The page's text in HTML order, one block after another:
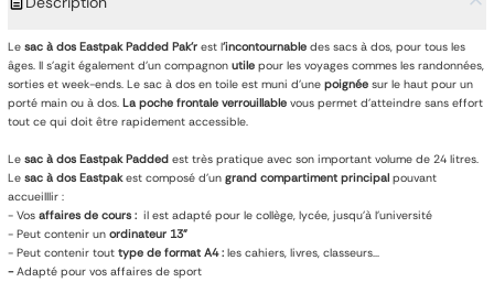
Le sac à dos EastpakPadded Pak'r est l'incontournable des sacs à dos, pour tous les
âges. Il s'agit également d'un compagnon utile pour les voyages commes les randonnées,
sorties et week-ends. Le sac à dos en toile est muni d'une poignée sur le haut pour un
porté main ou à dos. La poche frontale verrouillable vous permet d’atteindre sans effort
tout ce qui doit être rapidement accessible.
Le sac à dos EastpakPadded est très pratique avec son important volume de 24 litres.
Le sac à dos Eastpakest composé d’un grand compartiment principal pouvant
accueilllir :
- Vos affaires de cours : il est adapté pour le collège, lycée, jusqu'à l'université
- Peut contenir un ordinateur 13"
- Peut contenir tout type de format A4 : les cahiers, livres, classeurs...
-Adapté pour vos affaires de sport